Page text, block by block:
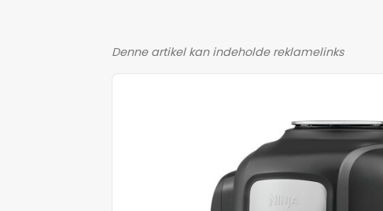
Denne artikel kan indeholde reklamelinks